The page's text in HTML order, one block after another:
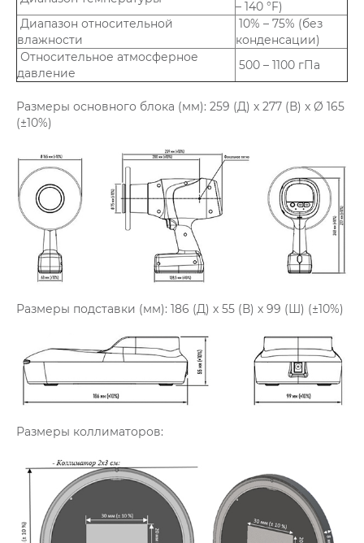
– 140 °F)
Диапазон относительной
влажности
10% – 75% (без
конденсации)
Относительное атмосферное
давление
500 – 1100 гПа
Размеры основного блока (мм): 259 (Д) x 277 (В) x Ø 165
(±10%)
Размеры подставки (мм): 186 (Д) х 55 (В) х 99 (Ш) (±10%)
Размеры коллиматоров: